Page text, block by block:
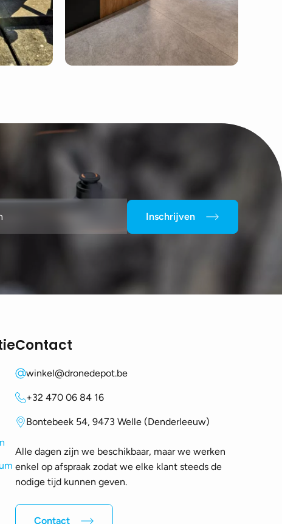
Inschrijven
Contact
winkel@dronedepot.be
+32 470 06 84 16
Bontebeek 54, 9473 Welle (Denderleeuw)
Alle dagen zijn we beschikbaar, maar we werken
enkel op afspraak zodat we elke klant steeds de
nodige tijd kunnen geven.
Contact